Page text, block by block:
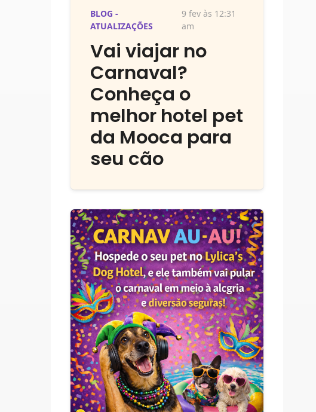
BLOG -
ATUALIZAÇÕES
9 fev às 12:31
am
Vai viajar no
Carnaval?
Conheça o
melhor hotel pet
da Mooca para
seu cão